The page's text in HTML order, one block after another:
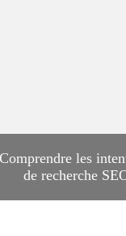
Comprendre les
de recherche